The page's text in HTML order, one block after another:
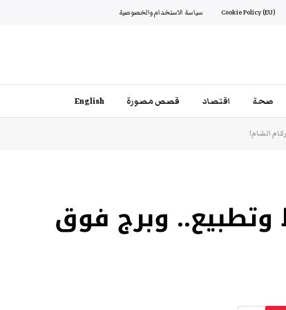
Cookie Policy (EU) سياسة الاستخدام والخصوصية
صحة اقتصاد قصص مصورة English
الشام!
وتطبيع.. وبرج فوق